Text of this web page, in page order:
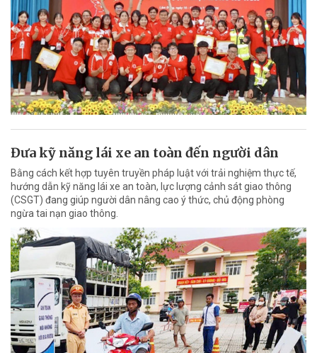
Đưa kỹ năng lái xe an toàn đến người dân
Bằng cách kết hợp tuyên truyền pháp luật với trải nghiệm thực tế,
hướng dẫn kỹ năng lái xe an toàn, lực lượng cảnh sát giao thông
(CSGT) đang giúp người dân nâng cao ý thức, chủ động phòng
ngừa tai nạn giao thông.